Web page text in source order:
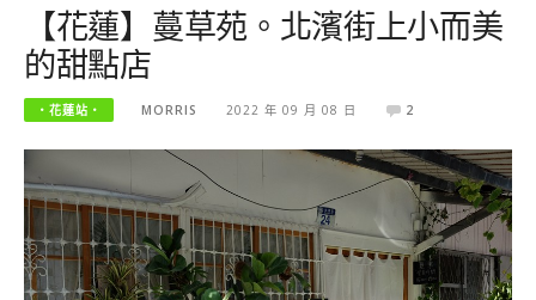
【花蓮】蔓草苑。北濱街上小而美
的甜點店
‧花蓮站‧ MORRIS 2022 年 09 月 08 日 2